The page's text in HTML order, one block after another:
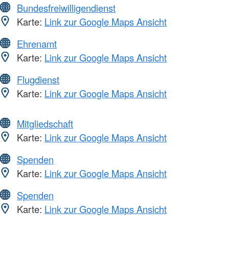
Bundesfreiwilligendienst
Karte: Link zur Google Maps Ansicht
Ehrenamt
Karte: Link zur Google Maps Ansicht
Flugdienst
Karte: Link zur Google Maps Ansicht
Mitgliedschaft
Karte: Link zur Google Maps Ansicht
Spenden
Karte: Link zur Google Maps Ansicht
Spenden
Karte: Link zur Google Maps Ansicht